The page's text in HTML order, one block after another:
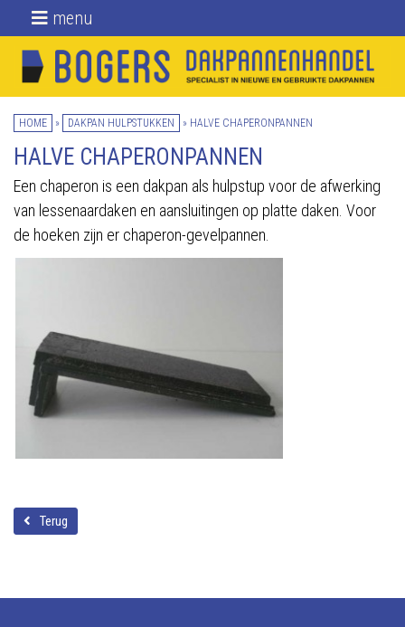
menu
Home
Gebruikte
dakpannen
Daktoebehoren
Over ons
Contact
HOME » DAKPAN HULPSTUKKEN » HALVE CHAPERONPANNEN
HALVE CHAPERONPANNEN
Een chaperon is een dakpan als hulpstup voor de afwerking
van lessenaardaken en aansluitingen op platte daken. Voor
de hoeken zijn er chaperon-gevelpannen.
Terug